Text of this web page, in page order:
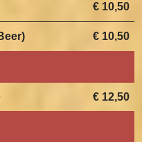
€ 10,50
€ 10,50
€ 12,50